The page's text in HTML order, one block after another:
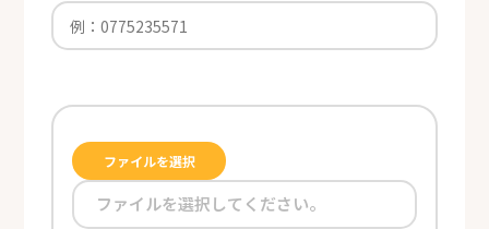
ファイルを選択
ファイルを選択してください。